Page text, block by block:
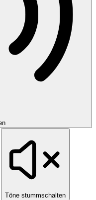
Töne stummschalten